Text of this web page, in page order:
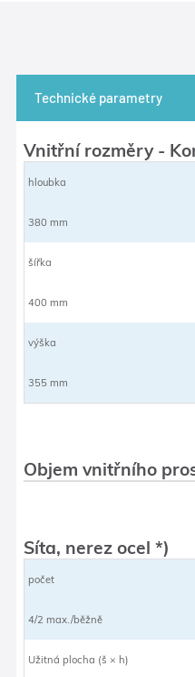
Technické parametry
Vnitřní rozměry -
hloubka
380 mm
šířka
400 mm
výška
355 mm
Objem vnitřního
Síta, nerez ocel *)
počet
4/2 max./běžně
Užitná plocha (š × h)